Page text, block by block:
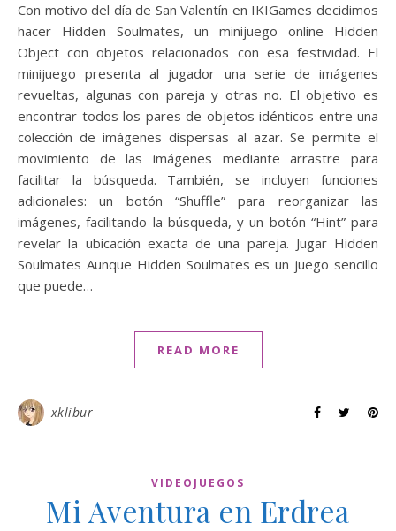
Con motivo del día de San Valentín en IKIGames decidimos
hacer Hidden Soulmates, un minijuego online Hidden
Object con objetos relacionados con esa festividad. El
minijuego presenta al jugador una serie de imágenes
revueltas, algunas con pareja y otras no. El objetivo es
encontrar todos los pares de objetos idénticos entre una
colección de imágenes dispersas al azar. Se permite el
movimiento de las imágenes mediante arrastre para
facilitar la búsqueda. También, se incluyen funciones
adicionales: un botón “Shuffle” para reorganizar las
imágenes, facilitando la búsqueda, y un botón “Hint” para
revelar la ubicación exacta de una pareja. Jugar Hidden
Soulmates Aunque Hidden Soulmates es un juego sencillo
que puede…
READ MORE
xklibur
VIDEOJUEGOS
Mi Aventura en Erdrea